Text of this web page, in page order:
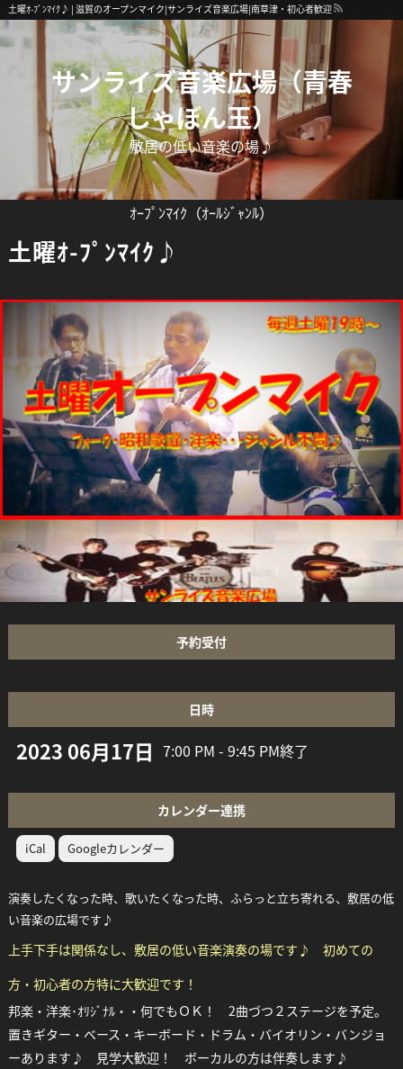
土曜ｵ-ﾌﾟﾝﾏｲｸ♪ | 滋賀のオープンマイク|サンライズ音楽広場|南草津・初心者歓迎
サンライズ音楽広場（青春
しゃぼん玉）
敷居の低い音楽の場♪
ｵｰﾌﾟﾝﾏｲｸ（ｵｰﾙｼﾞｬﾝﾙ）
土曜ｵ-ﾌﾟﾝﾏｲｸ♪
予約受付
日時
2023 06月17日 7:00 PM - 9:45 PM終了
カレンダー連携
iCal Googleカレンダー
演奏したくなった時、歌いたくなった時、ふらっと立ち寄れる、敷居の低
い音楽の広場です♪
上手下手は関係なし、敷居の低い音楽演奏の場です♪ 初めての
方・初心者の方特に大歓迎です！
邦楽・洋楽･ｵﾘｼﾞﾅﾙ・・何でもＯＫ！ 2曲づつ２ステージを予定。
置きギター・ベース・キーボード・ドラム・バイオリン・バンジョ
ーあります♪
見学大歓迎！ ボーカルの方は伴奏します♪